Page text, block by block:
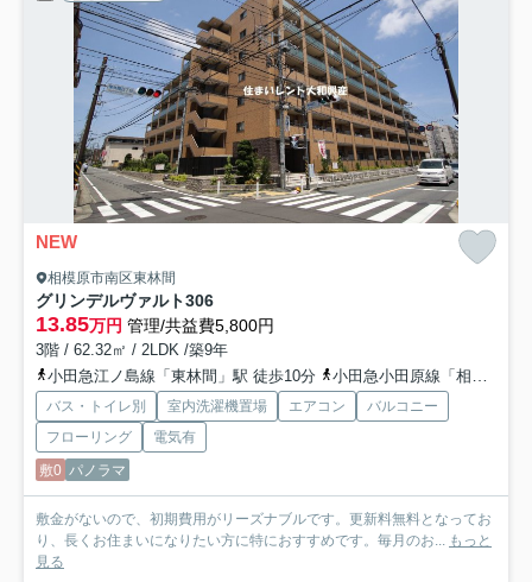
NEW
相模原市南区東林間
グリンデルヴァルト306
13.85万円 管理/共益費5,800円
3階 / 62.32㎡ / 2LDK /築9年
小田急江ノ島線「東林間」駅 徒歩10分
小田急小田原線「相模大野」駅 徒歩18分
バス・トイレ別 室内洗濯機置場 エアコン
バルコニー
フローリング
電気有
敷0 パノラマ
敷金がないので、初期費用がリーズナブルです。更新料無料となってお
り、長くお住まいになりたい方に特におすすめです。毎月のお... もっと
見る